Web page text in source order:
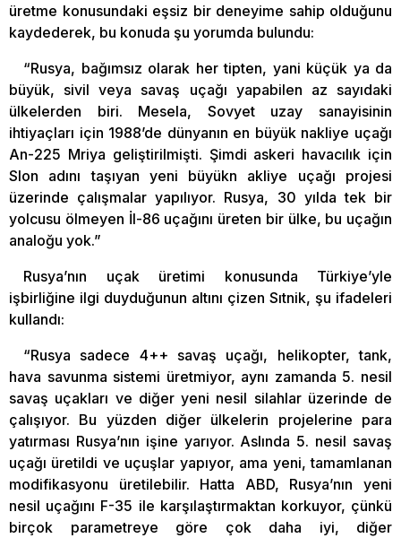
üretme konusundaki eşsiz bir deneyime sahip olduğunu
kaydederek, bu konuda şu yorumda bulundu:
“Rusya, bağımsız olarak her tipten, yani küçük ya da
büyük, sivil veya savaş uçağı yapabilen az sayıdaki
ülkelerden biri. Mesela, Sovyet uzay sanayisinin
ihtiyaçları için 1988’de dünyanın en büyük nakliye uçağı
An-225 Mriya geliştirilmişti. Şimdi askeri havacılık için
Slon adını taşıyan yeni büyükn akliye uçağı projesi
üzerinde çalışmalar yapılıyor. Rusya, 30 yılda tek bir
yolcusu ölmeyen İl-86 uçağını üreten bir ülke, bu uçağın
analoğu yok.”
Rusya’nın uçak üretimi konusunda Türkiye’yle
işbirliğine ilgi duyduğunun altını çizen Sıtnik, şu ifadeleri
kullandı:
“Rusya sadece 4++ savaş uçağı, helikopter, tank,
hava savunma sistemi üretmiyor, aynı zamanda 5. nesil
savaş uçakları ve diğer yeni nesil silahlar üzerinde de
çalışıyor. Bu yüzden diğer ülkelerin projelerine para
yatırması Rusya’nın işine yarıyor. Aslında 5. nesil savaş
uçağı üretildi ve uçuşlar yapıyor, ama yeni, tamamlanan
modifikasyonu üretilebilir. Hatta ABD, Rusya’nın yeni
nesil uçağını F-35 ile karşılaştırmaktan korkuyor, çünkü
birçok parametreye göre çok daha iyi, diğer